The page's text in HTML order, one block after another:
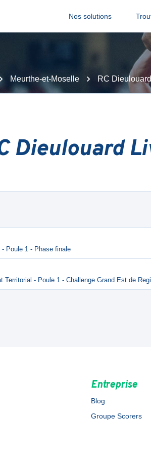
Nos solutions
Meurthe-et-Moselle RC
Dieulouard
- Poule 1 - Phase finale
Territorial - Poule 1 - Challenge Grand Est de
Entreprise
Blog
Groupe Scorers